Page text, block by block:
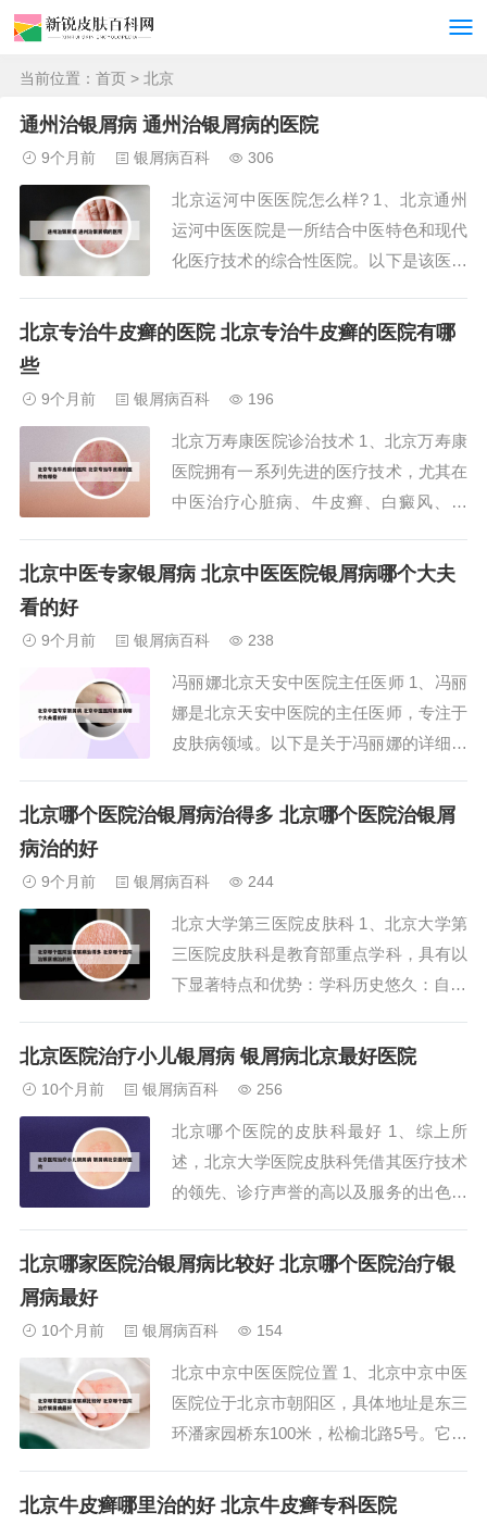
当前位置： 首页 > 北京
通州治银屑病 通州治银屑病的医院
9个月前 银屑病百科 306
北京运河中医医院怎么样? 1、北京通州
运河中医医院是一所结合中医特色和现代
化医疗技术的综合性医院。以下是该医院
医疗服务，设施配备精良，拥有高精度的
特色和现代化医疗技术相结合的综合性医
院，致力于...
北京专治牛皮癣的医院 北京专治牛皮癣的医院有哪
些
9个月前 银屑病百科 196
北京万寿康医院诊治技术 1、北京万寿康
医院拥有一系列先进的医疗技术，尤其在
中医治疗心脏病、牛皮癣、白癜风、面
失眠抑郁症等方面，医院的治疗效果显
良好的社会效益。2、北京万寿康医院是
经卫生局批准的...
北京中医专家银屑病 北京中医医院银屑病哪个大夫
看的好
9个月前 银屑病百科 238
冯丽娜北京天安中医院主任医师 1、冯丽
娜是北京天安中医院的主任医师，专注于
皮肤病领域。以下是关于冯丽娜的详细介
年毕业于山西中医学院，获得医学学士学
娜在皮肤病领域具有深厚的造诣和丰富的
实践...
北京哪个医院治银屑病治得多 北京哪个医院治银屑
病治的好
9个月前 银屑病百科 244
北京大学第三医院皮肤科 1、北京大学第
三医院皮肤科是教育部重点学科，具有以
下显著特点和优势：学科历史悠久：自19
引领，现任主任为徐敏丽副主任医师。师
士生和硕士生。2、北京大学第三医院皮
肤科自...
北京医院治疗小儿银屑病 银屑病北京最好医院
10个月前 银屑病百科 256
北京哪个医院的皮肤科最好 1、综上所
述，北京大学医院皮肤科凭借其医疗技术
的领先、诊疗声誉的高以及服务的出色，
一。2、北京国丹白癜风医院 等级：三级
域的知名医院。 北京中科白癜风医院
等...
北京哪家医院治银屑病比较好 北京哪个医院治疗银
屑病最好
10个月前 银屑病百科 154
北京中京中医医院位置 1、北京中京中医
医院位于北京市朝阳区，具体地址是东三
环潘家园桥东100米，松榆北路5号。它紧
越，交通极其便利。医院内部设施完善，
北京牛皮癣哪里治的好 北京牛皮癣专科医院